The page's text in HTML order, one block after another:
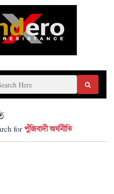
forপুঁজিবাদী অর্থনীতি